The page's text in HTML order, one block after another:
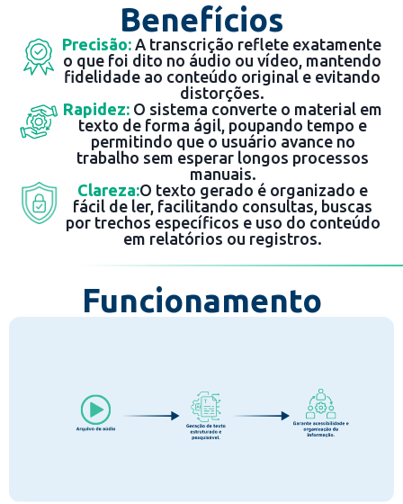
Benefícios
Precisão:A transcrição reflete exatamente
o que foi dito no áudio ou vídeo, mantendo
fidelidade ao conteúdo original e evitando
distorções.
Rapidez: O sistema converte o material em
texto de forma ágil, poupando tempo e
permitindo que o usuário avance no
trabalho sem esperar longos processos
manuais.
Clareza:O texto gerado é organizado e
fácil de ler, facilitando consultas, buscas
por trechos específicos e uso do conteúdo
em relatórios ou registros.
Funcionamento